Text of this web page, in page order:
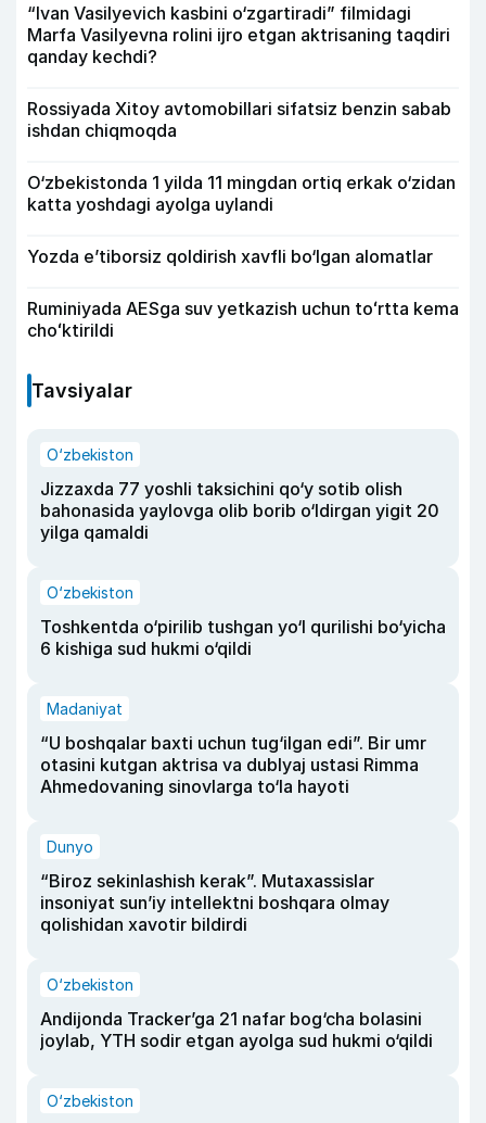
“Ivan Vasilyevich kasbini o‘zgartiradi” filmidagi
Marfa Vasilyevna rolini ijro etgan aktrisaning taqdiri
qanday kechdi?
Rossiyada Xitoy avtomobillari sifatsiz benzin sabab
ishdan chiqmoqda
O‘zbekistonda 1 yilda 11 mingdan ortiq erkak o‘zidan
katta yoshdagi ayolga uylandi
Yozda e’tiborsiz qoldirish xavfli bo‘lgan alomatlar
Ruminiyada AESga suv yetkazish uchun toʻrtta kema
choʻktirildi
Tavsiyalar
O‘zbekiston
Jizzaxda 77 yoshli taksichini qo‘y sotib olish
bahonasida yaylovga olib borib o‘ldirgan yigit 20
yilga qamaldi
O‘zbekiston
Toshkentda o‘pirilib tushgan yo‘l qurilishi bo‘yicha
6 kishiga sud hukmi o‘qildi
Madaniyat
“U boshqalar baxti uchun tug‘ilgan edi”. Bir umr
otasini kutgan aktrisa va dublyaj ustasi Rimma
Ahmedovaning sinovlarga to‘la hayoti
Dunyo
“Biroz sekinlashish kerak”. Mutaxassislar
insoniyat sun’iy intellektni boshqara olmay
qolishidan xavotir bildirdi
O‘zbekiston
Andijonda Tracker’ga 21 nafar bog‘cha bolasini
joylab, YTH sodir etgan ayolga sud hukmi o‘qildi
O‘zbekiston